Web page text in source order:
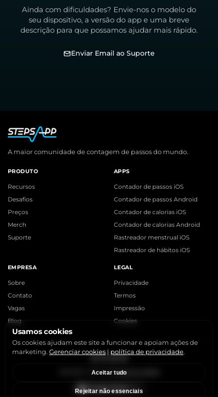
Ainda com dificuldades? Envie-nos o modelo do
seu dispositivo, a versão do app e uma breve
descrição para que possamos ajudar mais rápido.
Enviar Email ao Suporte
A maior comunidade de contagem de passos do mundo.
PRODUTO
Recursos
Desafios
Preços
Merch
Suporte
APPS
Contador de passos iOS
Contador de passos Android
Contador de calorias iOS
Contador de calorias Android
Rastreador menstrual iOS
Rastreador de hábitos iOS
EMPRESA
Sobre
Contato
Vagas
Blog
LEGAL
Privacidade
Termos
Impressão
Cookies
StepsApp © 2015-2026Gerenciar cookies
Usamos cookies
Os cookies ajudam este site a funcionar e apoiam ações de
marketing. Gerenciar cookies | política de privacidade.
Aceitar tudo
Rejeitar não essenciais